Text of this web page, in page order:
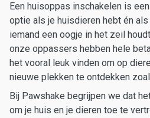
Een huisoppas inschakelen is
optie als je huisdieren hebt én
iemand een oogje in het zeil
onze oppassers hebben hele
het vooral leuk vinden om op
nieuwe plekken te ontdekken
Bij Pawshake begrijpen we dat
om je huis en je dieren toe te